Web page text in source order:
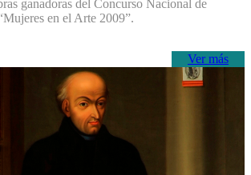
ganadoras del Concurso Nacional de
en el Arte 2009”.
Ver más